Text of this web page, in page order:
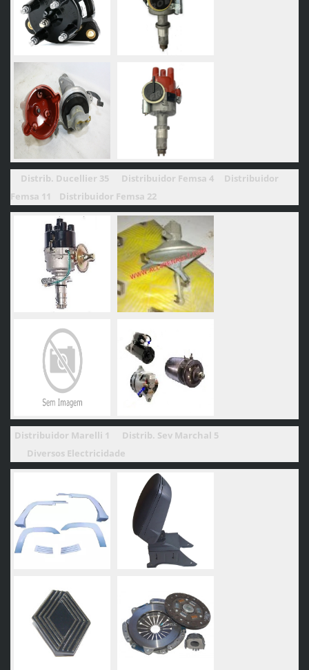
Distrib. Ducellier 35 Distribuidor Femsa 4 Distribuidor
Femsa 11 Distribuidor Femsa 22
Distribuidor Marelli 1 Distrib. Sev Marchal 5
Diversos Electricidade